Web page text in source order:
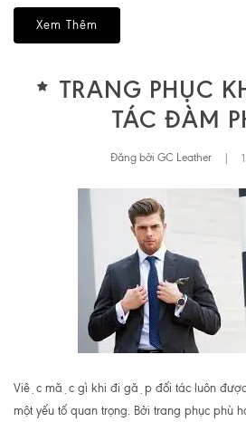
Xem Thêm
TRANG PHỤC
TÁC ĐÀM
Đăng bởi GC Leather
Việc mặc gì khi đi gặp đối tác luôn được
một yếu tố quan trọng. Bởi trang phục phù